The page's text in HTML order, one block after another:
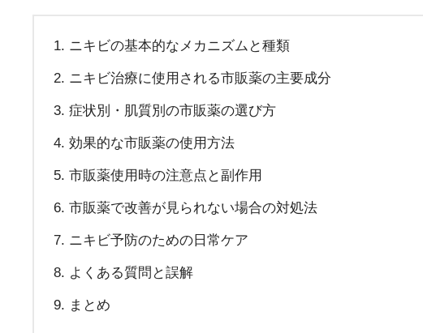
ニキビの基本的なメカニズムと種類
ニキビ治療に使用される市販薬の主要成分
症状別・肌質別の市販薬の選び方
効果的な市販薬の使用方法
市販薬使用時の注意点と副作用
市販薬で改善が見られない場合の対処法
ニキビ予防のための日常ケア
よくある質問と誤解
まとめ